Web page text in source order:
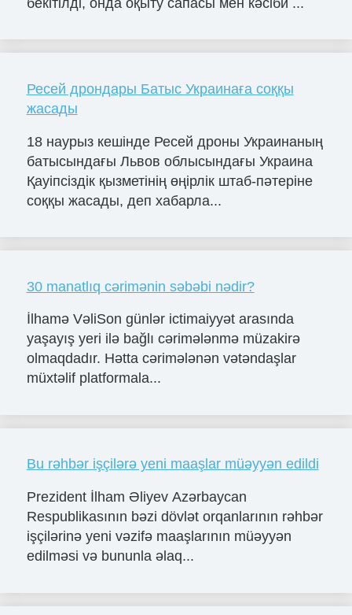
Ресей дрондары Батыс Украинаға соққы
жасады
18 наурыз кешінде Ресей дроны Украинаның
батысындағы Львов облысындағы Украина
Қауіпсіздік қызметінің өңірлік штаб-пәтеріне
соққы жасады, деп хабарла...
30 manatlıq cərimənin səbəbi nədir?
İlhamə VəliSon günlər ictimaiyyət arasında
yaşayış yeri ilə bağlı cərimələnmə müzakirə
olmaqdadır. Hətta cərimələnən vətəndaşlar
müxtəlif platformala...
Bu rəhbər işçilərə yeni maaşlar müəyyən edildi
Prezident İlham Əliyev Azərbaycan
Respublikasının bəzi dövlət orqanlarının rəhbər
işçilərinə yeni vəzifə maaşlarının müəyyən
edilməsi və bununla əlaq...